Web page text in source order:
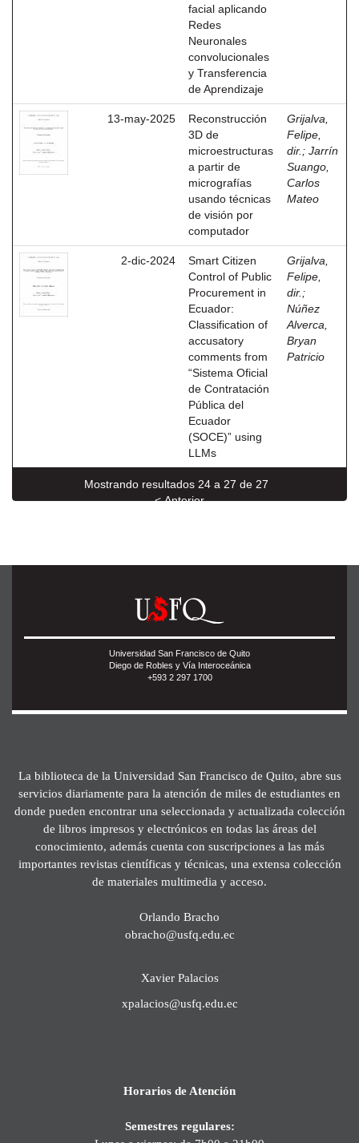
facial aplicando
Redes
Neuronales
convolucionales
y Transferencia
de Aprendizaje
13-may-2025
Reconstrucción
3D de
microestructuras
a partir de
micrografías
usando técnicas
de visión por
computador
Grijalva,
Felipe,
dir. ; Jarrín
Suango,
Carlos
Mateo
2-dic-2024
Smart Citizen
Control of Public
Procurement in
Ecuador:
Classification of
accusatory
comments from
“Sistema Oficial
de Contratación
Pública del
Ecuador
(SOCE)” using
LLMs
Grijalva,
Felipe,
dir. ;
Núñez
Alverca,
Bryan
Patricio
Mostrando resultados 24 a 27 de 27
< Anterior
Universidad San Francisco de Quito
Diego de Robles y Vía Interoceánica
+593 2 297 1700
La biblioteca de la Universidad San Francisco de Quito, abre sus
servicios diariamente para la atención de miles de estudiantes en
donde pueden encontrar una seleccionada y actualizada colección
de libros impresos y electrónicos en todas las áreas del
conocimiento, además cuenta con suscripciones a las más
importantes revistas científicas y técnicas, una extensa colección
de materiales multimedia y acceso.
Orlando Bracho
obracho@usfq.edu.ec
Xavier Palacios
xpalacios@usfq.edu.ec
Horarios de Atención
Semestres regulares: